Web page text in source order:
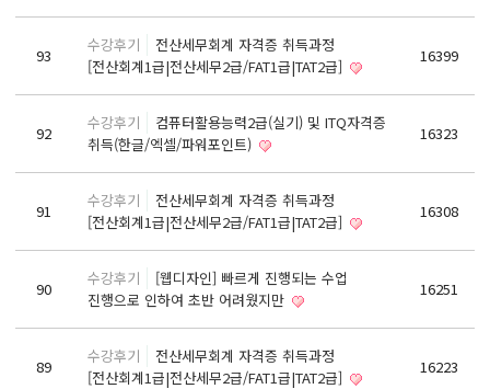
93
수강후기
전산세무회계 자격증 취득과정
[전산회계1급|전산세무2급/FAT1급|TAT2급]
16399
92
수강후기
컴퓨터활용능력2급(실기) 및 ITQ자격증
취득(한글/엑셀/파워포인트)
16323
91
수강후기
전산세무회계 자격증 취득과정
[전산회계1급|전산세무2급/FAT1급|TAT2급]
16308
90
수강후기
[웹디자인] 빠르게 진행되는 수업
진행으로 인하여 초반 어려웠지만
16251
89
수강후기
전산세무회계 자격증 취득과정
[전산회계1급|전산세무2급/FAT1급|TAT2급]
16223
기초회계원리 및 전산회계2급 자격증 취득과정
ERP정보관리사(회계2급) / (인사2급) 자격증 취득과정
전산응용건축제도기능사(실기)
컴퓨터활용능력1급(컴활1급)
ITQ(한글,엑셀,파워포인트)
실내·건축디자인 & 인테리어
파이썬 프로그래밍을 활용한 빅데이터 향상과정
프로그래밍 자바(JAVA) / 파이썬(Python)
유튜브(Youtube)크리에이터(영상편집,프리미어)